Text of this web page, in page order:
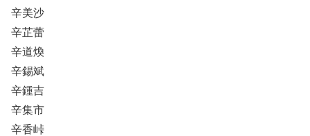
辛美沙
辛芷蕾
辛道煥
辛錫斌
辛鍾吉
辛集市
辛香峠